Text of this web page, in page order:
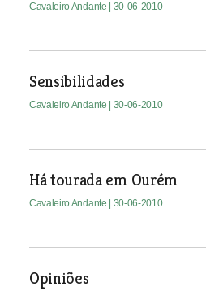
Cavaleiro Andante | 30-06-2010
Sensibilidades
Cavaleiro Andante | 30-06-2010
Há tourada em Ourém
Cavaleiro Andante | 30-06-2010
Opiniões